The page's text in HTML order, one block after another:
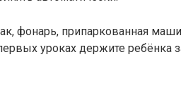
фонарь, припаркованная
уроках держите ребёнка